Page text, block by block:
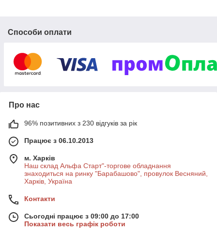
Способи оплати
Про нас
96% позитивних з 230 відгуків за рік
Працює з 06.10.2013
м. Харків
Наш склад Альфа Старт"-торгове обладнання
знаходиться на ринку "Барабашово", провулок Весняний,
Харків, Україна
Контакти
Сьогодні працює з 09:00 до 17:00
Показати весь графік роботи